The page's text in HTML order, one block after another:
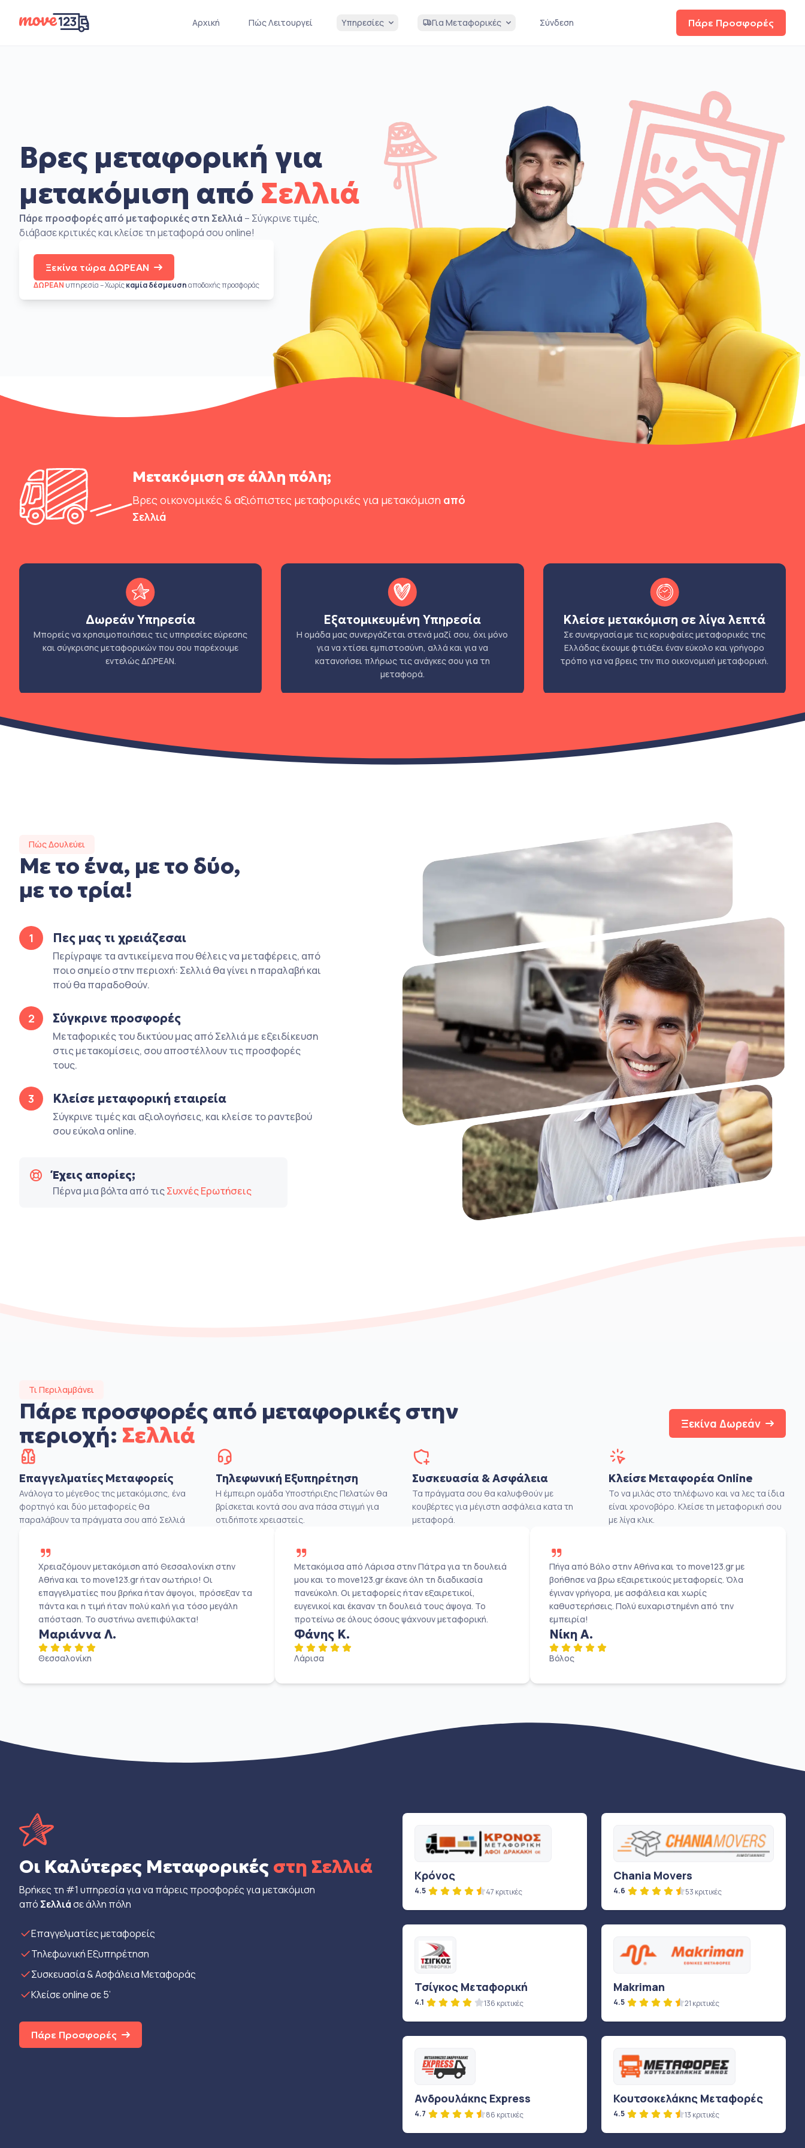
Πάρε Προσφορές
Αρχική Πώς Λειτουργεί Υπηρεσίες Για Μεταφορικές Σύνδεση
Βρες μεταφορική για
μετακόμιση από Σελλιά
Πάρε προσφορές από μεταφορικές στη Σελλιά – Σύγκρινε τιμές,
διάβασε κριτικές και κλείσε τη μεταφορά σου online!
Ξεκίνα τώρα ΔΩΡΕΑΝ
ΔΩΡΕΑΝ υπηρεσία – Χωρίςκαμία δέσμευσηαποδοχής προσφοράς
Μετακόμιση σε άλλη πόλη;
Βρες οικονομικές & αξιόπιστες μεταφορικές για μετακόμιση από
Σελλιά
Δωρεάν Υπηρεσία
Μπορείς να χρησιμοποιήσεις τις υπηρεσίες εύρεσης
και σύγκρισης μεταφορικών που σου παρέχουμε
εντελώς ΔΩΡΕΑΝ.
Εξατομικευμένη Υπηρεσία
Η ομάδα μας συνεργάζεται στενά μαζί σου, όχι μόνο
για να χτίσει εμπιστοσύνη, αλλά και για να
κατανοήσει πλήρως τις ανάγκες σου για τη
μεταφορά.
Κλείσε μετακόμιση σε λίγα λεπτά
Σε συνεργασία με τις κορυφαίες μεταφορικές της
Ελλάδας έχουμε φτιάξει έναν εύκολο και γρήγορο
τρόπο για να βρεις την πιο οικονομική μεταφορική.
Πώς Δουλεύει
Με το ένα, με το δύο,
με το τρία!
1 Πες μας τι χρειάζεσαι
Περίγραψε τα αντικείμενα που θέλεις να μεταφέρεις, από
ποιο σημείο στην περιοχή: Σελλιά θα γίνει η παραλαβή και
πού θα παραδοθούν.
2 Σύγκρινε προσφορές
Μεταφορικές του δικτύου μας από Σελλιά με εξειδίκευση
στις μετακομίσεις, σου αποστέλλουν τις προσφορές
τους.
3 Κλείσε μεταφορική εταιρεία
Σύγκρινε τιμές και αξιολογήσεις, και κλείσε το ραντεβού
σου εύκολα online.
Έχεις απορίες;
Πέρνα μια βόλτα από τιςΣυχνές Ερωτήσεις
Τι Περιλαμβάνει
Πάρε προσφορές από μεταφορικές στην
περιοχή: Σελλιά Ξεκίνα Δωρεάν
Επαγγελματίες Μεταφορείς
Ανάλογα το μέγεθος της μετακόμισης, ένα
φορτηγό και δύο μεταφορείς θα
παραλάβουν τα πράγματα σου από Σελλιά
Τηλεφωνική Εξυπηρέτηση
Η έμπειρη ομάδα Υποστήριξης Πελατών θα
βρίσκεται κοντά σου ανα πάσα στιγμή για
οτιδήποτε χρειαστείς.
Συσκευασία & Ασφάλεια
Τα πράγματα σου θα καλυφθούν με
κουβέρτες για μέγιστη ασφάλεια κατα τη
μεταφορά.
Κλείσε Μεταφορέα Online
Το να μιλάς στο τηλέφωνο και να λες τα ίδια
είναι χρονοβόρο. Κλείσε τη μεταφορική σου
με λίγα κλικ.
Χρειαζόμουν μετακόμιση από Θεσσαλονίκη στην
Αθήνα και το move123.gr ήταν σωτήριο! Οι
επαγγελματίες που βρήκα ήταν άψογοι, πρόσεξαν τα
πάντα και η τιμή ήταν πολύ καλή για τόσο μεγάλη
απόσταση. Το συστήνω ανεπιφύλακτα!
Μαριάννα Λ.
Θεσσαλονίκη
Μετακόμισα από Λάρισα στην Πάτρα για τη δουλειά
μου και το move123.gr έκανε όλη τη διαδικασία
πανεύκολη. Οι μεταφορείς ήταν εξαιρετικοί,
ευγενικοί και έκαναν τη δουλειά τους άψογα. Το
προτείνω σε όλους όσους ψάχνουν μεταφορική.
Φάνης Κ.
Λάρισα
Πήγα από Βόλο στην Αθήνα και το move123.gr με
βοήθησε να βρω εξαιρετικούς μεταφορείς. Όλα
έγιναν γρήγορα, με ασφάλεια και χωρίς
καθυστερήσεις. Πολύ ευχαριστημένη από την
εμπειρία!
Νίκη Α.
Βόλος
Οι Καλύτερες Μεταφορικές στη Σελλιά
Βρήκες τη #1 υπηρεσία για να πάρεις προσφορές για μετακόμιση
από Σελλιάσε άλλη πόλη
Eπαγγελματίες μεταφορείς
Τηλεφωνική Εξυπηρέτηση
Συσκευασία & Ασφάλεια Μεταφοράς
Κλείσε online σε 5’
Πάρε Προσφορές
Κρόνος
4.5 47 κριτικές
Chania Movers
4.6 53 κριτικές
Τσίγκος Μεταφορική
4.1 136 κριτικές
Makriman
4.5 21 κριτικές
Ανδρουλάκης Express
4.7 86 κριτικές
Κουτσοκελάκης Μεταφορές
4.5 13 κριτικές